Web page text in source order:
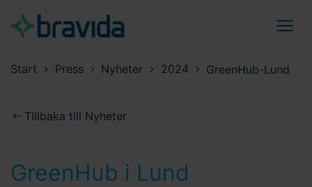
Start Press Nyheter 2024 GreenHub-Lund
Tillbaka till Nyheter
GreenHub i Lund